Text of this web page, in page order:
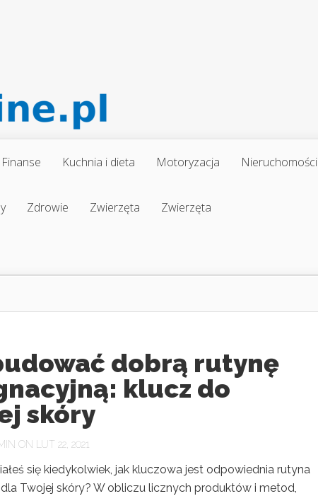
Finanse Kuchnia i dieta Motoryzacja Nieruchomości
Zdrowie Zwierzęta Zwierzęta
dobrą rutynę
klucz do
skóry
ON LUT 22, 2021
się kiedykolwiek, jak kluczowa jest odpowiednia rutyna
Twojej skóry? W obliczu licznych produktów i metod,